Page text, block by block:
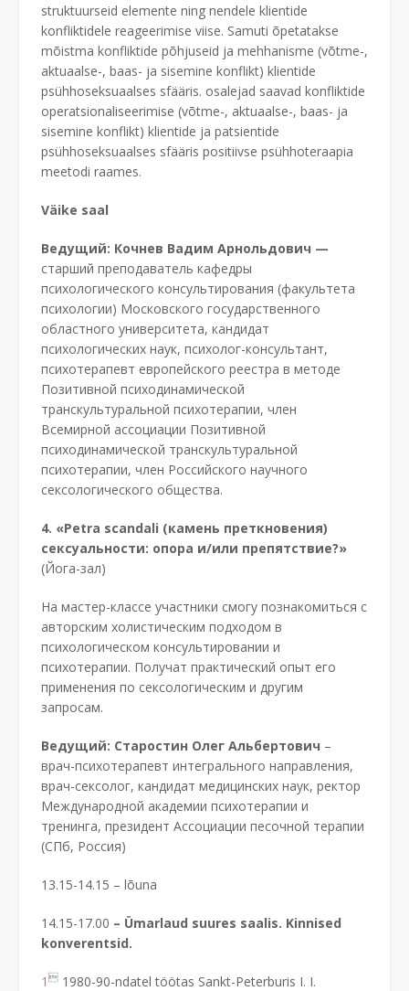
struktuurseid elemente ning nendele klientide
konfliktidele reageerimise viise. Samuti õpetatakse
mõistma konfliktide põhjuseid ja mehhanisme (võtme-,
aktuaalse-, baas- ja sisemine konflikt) klientide
psühhoseksuaalses sfääris. osalejad saavad konfliktide
operatsionaliseerimise (võtme-, aktuaalse-, baas- ja
sisemine konflikt) klientide ja patsientide
psühhoseksuaalses sfääris positiivse psühhoteraapia
meetodi raames.
Väike saal
Ведущий: Кочнев Вадим Арнольдович —
старший преподаватель кафедры
психологического консультирования (факультета
психологии) Московского государственного
областного университета, кандидат
психологических наук, психолог-консультант,
психотерапевт европейского реестра в методе
Позитивной психодинамической
транскультуральной психотерапии, член
Всемирной ассоциации Позитивной
психодинамической транскультуральной
психотерапии, член Российского научного
сексологического общества.
4. «Petra scandali (камень преткновения)
сексуальности: опора и/или препятствие?»
(Йога-зал)
На мастер-классе участники смогу познакомиться с
авторским холистическим подходом в
психологическом консультировании и
психотерапии. Получат практический опыт его
применения по сексологическим и другим
запросам.
Ведущий: Старостин Олег Альбертович –
врач-психотерапевт интегрального направления,
врач-сексолог, кандидат медицинских наук, ректор
Международной академии психотерапии и
тренинга, президент Ассоциации песочной терапии
(СПб, Россия)
13.15-14.15 – lõuna
14.15-17.00 – Ümarlaud suures saalis. Kinnised
konverentsid.
1  1980-90-ndatel töötas Sankt-Peterburis I. I.